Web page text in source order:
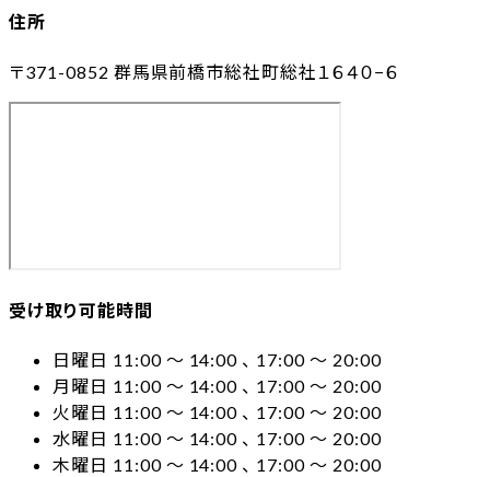
住所
〒371-0852 群馬県前橋市総社町総社１６４０−６
受け取り可能時間
日曜日 11:00 〜 14:00 、 17:00 〜 20:00
月曜日 11:00 〜 14:00 、 17:00 〜 20:00
火曜日 11:00 〜 14:00 、 17:00 〜 20:00
水曜日 11:00 〜 14:00 、 17:00 〜 20:00
木曜日 11:00 〜 14:00 、 17:00 〜 20:00